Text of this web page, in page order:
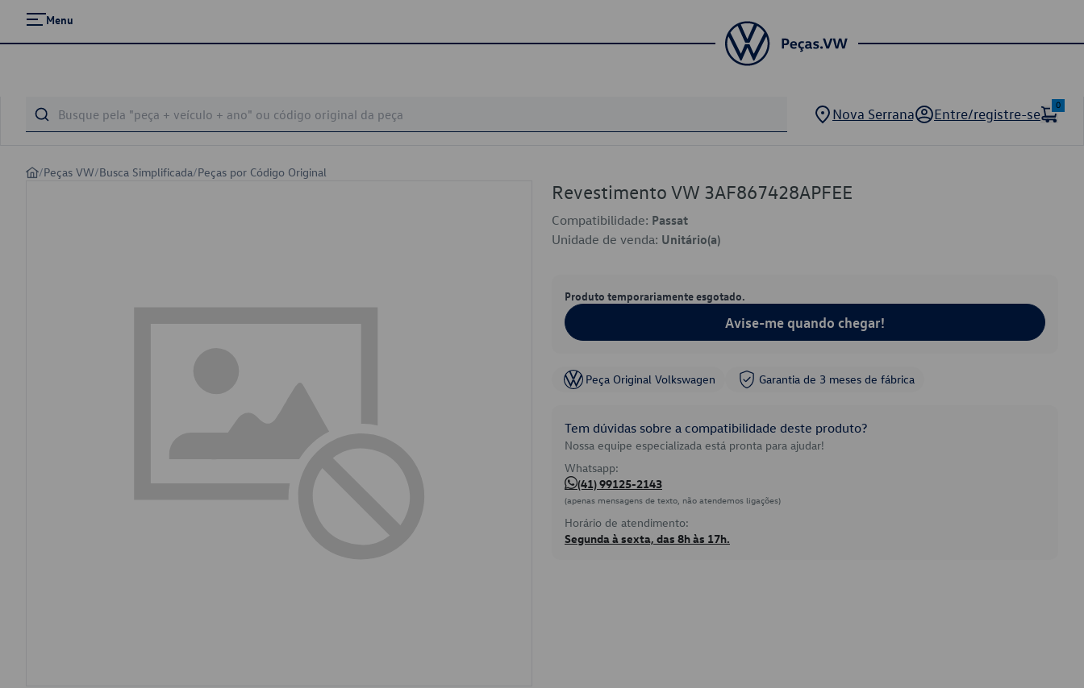
Menu
Nova Serrana Entre/registre-se
0
/Peças VW/Busca Simplificada/Peças por Código Original
Revestimento VW 3AF867428APFEE
Compatibilidade: Passat
Unidade de venda: Unitário(a)
Produto temporariamente esgotado.
Avise-me quando chegar!
Peça Original Volkswagen Garantia de 3 meses de fábrica
Tem dúvidas sobre a compatibilidade deste produto?
Nossa equipe especializada está pronta para ajudar!
Whatsapp:
(41) 99125-2143
(apenas mensagens de texto, não atendemos ligações)
Horário de atendimento:
Segunda à sexta, das 8h às 17h.